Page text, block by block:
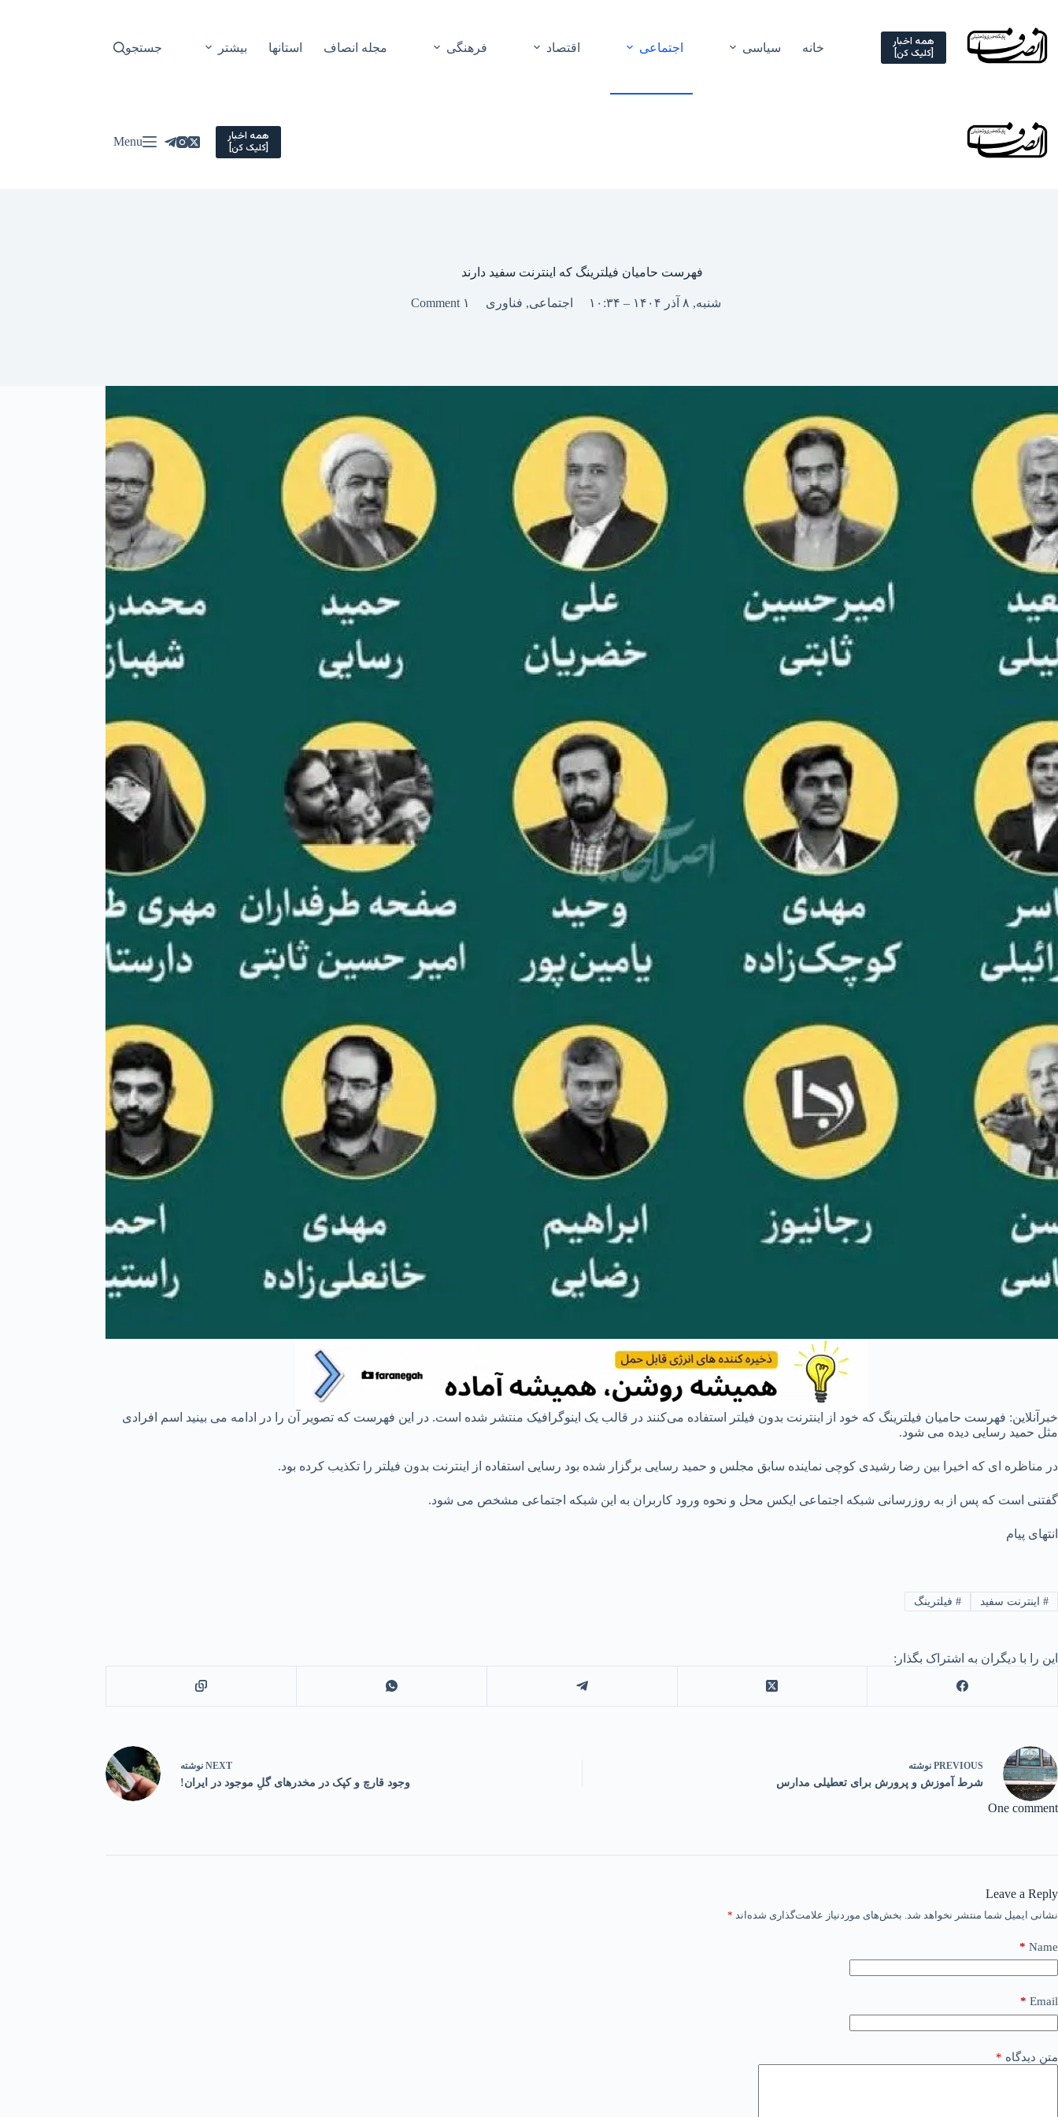
content
همه اخبار
[کلیک کن] خانه سیاسی اجتماعی اقتصاد فرهنگی مجله انصاف استانها بیشتر جستجو
همه اخبار
[کلیک کن] Menu
فهرست حامیان فیلترینگ که اینترنت سفید دارند
شنبه, ۸ آذر ۱۴۰۴ – ۱۰:۳۴ اجتماعی, فناوری ۱ Comment
خبرآنلاین: فهرست حامیان فیلترینگ که خود از اینترنت بدون فیلتر استفاده می‌کنند در قالب یک اینوگرافیک منتشر شده است. در این فهرست که تصویر آن را در ادامه می بینید اسم افرادی
مثل حمید رسایی دیده می شود.
در مناظره ای که اخیرا بین رضا رشیدی کوچی نماینده سابق مجلس و حمید رسایی برگزار شده بود رسایی استفاده از اینترنت بدون فیلتر را تکذیب کرده بود.
گفتنی است که پس از به روزرسانی شبکه اجتماعی ایکس محل و نحوه ورود کاربران به این شبکه اجتماعی مشخص می شود.
انتهای پیام
#اینترنت سفید #فیلترینگ
این را با دیگران به اشتراک بگذار:
PREVIOUS نوشته
شرط آموزش و پرورش برای تعطیلی مدارس
NEXT نوشته
وجود قارچ و کپک در مخدرهای گلِ موجود در ایران!
One comment
Leave a Reply
نشانی ایمیل شما منتشر نخواهد شد. بخش‌های موردنیاز علامت‌گذاری شده‌اند *
Name
*
Email
*
متن دیدگاه *